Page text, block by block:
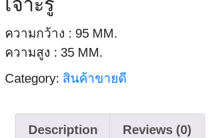
เจาะรู
ความกว้าง : 95 MM.
ความสูง : 35 MM.
Category: สินค้าขายดี
Description Reviews (0)